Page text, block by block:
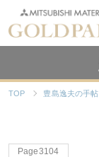
TOP 豊島逸夫の手帖
Page3104